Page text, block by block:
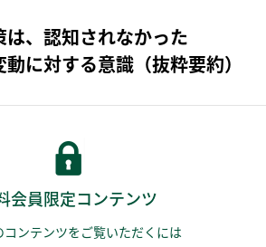
、認知されなかった
に対する意識（抜粋要約）
会員限定コンテンツ
コンテンツをご覧いただくには